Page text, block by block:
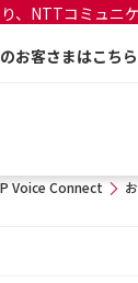
、NTTコミュニ
お客さまはこちら
Voice Connect